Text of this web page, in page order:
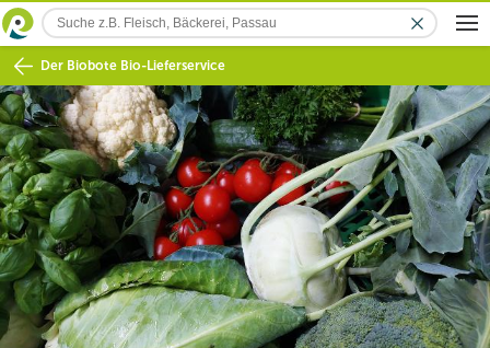
Der Biobote Bio-Lieferservice